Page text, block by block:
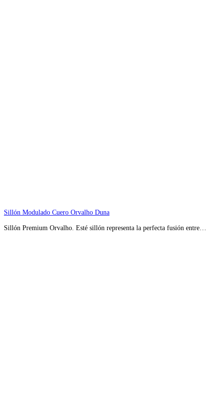
Sillón Modulado Cuero Orvalho Duna
Sillón Premium Orvalho. Esté sillón representa la perfecta fusión entre…